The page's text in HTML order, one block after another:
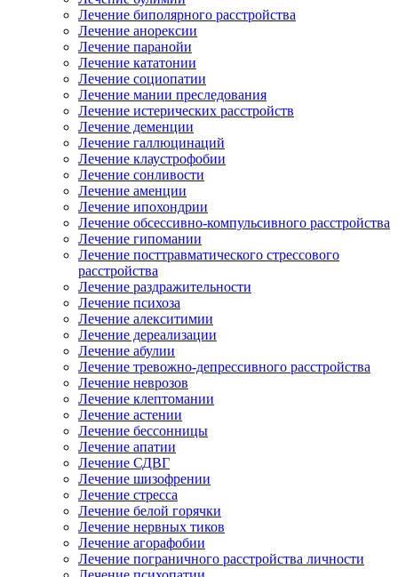
Лечение биполярного расстройства
Лечение анорексии
Лечение паранойи
Лечение кататонии
Лечение социопатии
Лечение мании преследования
Лечение истерических расстройств
Лечение деменции
Лечение галлюцинаций
Лечение клаустрофобии
Лечение сонливости
Лечение аменции
Лечение ипохондрии
Лечение обсессивно-компульсивного расстройства
Лечение гипомании
Лечение посттравматического стрессового
расстройства
Лечение раздражительности
Лечение психоза
Лечение алекситимии
Лечение дереализации
Лечение абулии
Лечение тревожно-депрессивного расстройства
Лечение неврозов
Лечение клептомании
Лечение астении
Лечение бессонницы
Лечение апатии
Лечение СДВГ
Лечение шизофрении
Лечение стресса
Лечение белой горячки
Лечение нервных тиков
Лечение агорафобии
Лечение пограничного расстройства личности